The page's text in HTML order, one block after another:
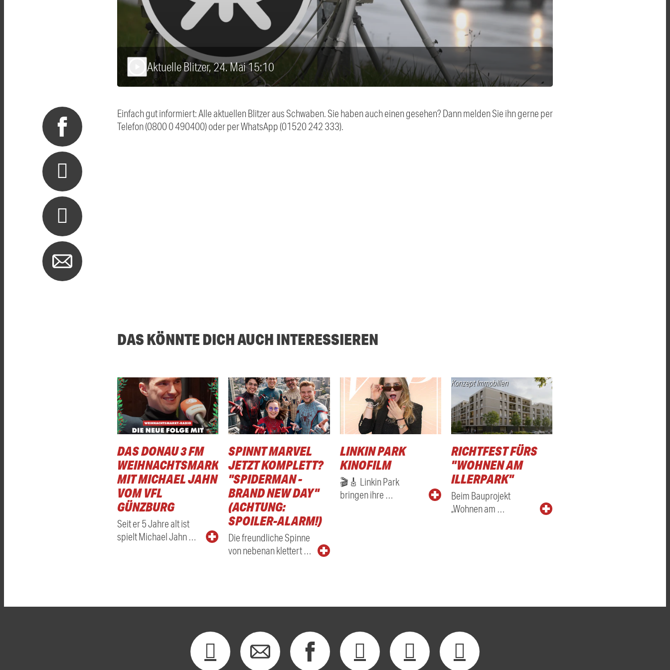
Aktuelle Blitzer, 24. Mai 15:10
Einfach gut informiert: Alle aktuellen Blitzer aus Schwaben. Sie haben auch einen gesehen? Dann melden Sie ihn gerne per
Telefon (0800 0 490400) oder per WhatsApp (01520 242 333).
DAS KÖNNTE DICH AUCH INTERESSIEREN
DAS DONAU 3 FM
WEIHNACHTSMARKTRADIO
MIT MICHAEL JAHN
VOM VFL
GÜNZBURG
Seit er 5 Jahre alt ist
spielt Michael Jahn …
SPINNT MARVEL
JETZT KOMPLETT?
"SPIDERMAN -
BRAND NEW DAY"
(ACHTUNG:
SPOILER-ALARM!)
Die freundliche Spinne
von nebenan klettert …
LINKIN PARK
KINOFILM
🎬🎸 Linkin Park
bringen ihre …
Konzept Immobilien
RICHTFEST FÜRS
"WOHNEN AM
ILLERPARK"
Beim Bauprojekt
„Wohnen am …